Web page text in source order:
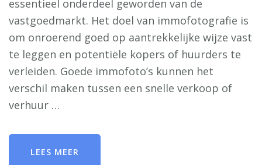
essentieel onderdeel geworden van de
vastgoedmarkt. Het doel van immofotografie is
om onroerend goed op aantrekkelijke wijze vast
te leggen en potentiële kopers of huurders te
verleiden. Goede immofoto’s kunnen het
verschil maken tussen een snelle verkoop of
verhuur …
LEES MEER